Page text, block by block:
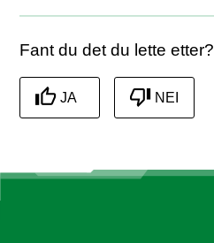
Fant du det du lette etter?
JA NEI